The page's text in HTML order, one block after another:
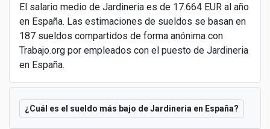
El salario medio de Jardineria es de 17.664 EUR al año
en España. Las estimaciones de sueldos se basan en
187 sueldos compartidos de forma anónima con
Trabajo.org por empleados con el puesto de Jardineria
en España.
¿Cuál es el sueldo más bajo de Jardineria en España?